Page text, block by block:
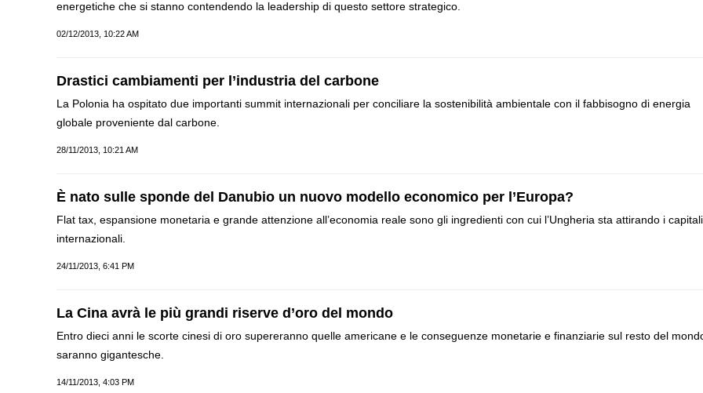
energetiche che si stanno contendendo la leadership di questo settore strategico.
02/12/2013, 10:22 AM
Drastici cambiamenti per l’industria del carbone
La Polonia ha ospitato due importanti summit internazionali per conciliare la sostenibilità ambientale con il fabbisogno di energia
globale proveniente dal carbone.
28/11/2013, 10:21 AM
È nato sulle sponde del Danubio un nuovo modello economico per l’Europa?
Flat tax, espansione monetaria e grande attenzione all’economia reale sono gli ingredienti con cui l’Ungheria sta attirando i capitali
internazionali.
24/11/2013, 6:41 PM
La Cina avrà le più grandi riserve d’oro del mondo
Entro dieci anni le scorte cinesi di oro supereranno quelle americane e le conseguenze monetarie e finanziarie sul resto del
saranno gigantesche.
14/11/2013, 4:03 PM